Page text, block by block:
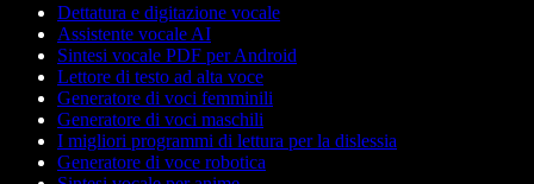
Dettatura e digitazione vocale
Assistente vocale AI
Sintesi vocale PDF per Android
Lettore di testo ad alta voce
Generatore di voci femminili
Generatore di voci maschili
I migliori programmi di lettura per la dislessia
Generatore di voce robotica